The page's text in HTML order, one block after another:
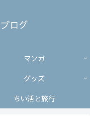
ログ
マンガ
グッズ
ちい活と旅行